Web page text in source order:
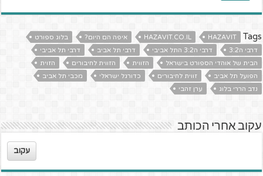
Tags
HAZAVIT
HAZAVIT.CO.IL איפה הם היום?
בלוג ספורט
דרבי ה3:2
דרבי ה3:2 התל אביבי דרבי תל אביב
דרבי תל אביבי
הבית של אוהדי הספורט בישראל
הזווית הזווית לחיבורים
הזוית
הפועל תל אביב
זווית לחיבורים כדורגל ישראלי
מכבי תל אביב
נדב הררי בלוג
ערן זהבי
עקוב אחרי הכותב
עקוב